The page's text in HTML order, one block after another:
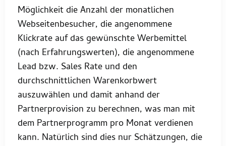
Möglichkeit die Anzahl der monatlichen
Webseitenbesucher, die angenommene
Klickrate auf das gewünschte Werbemittel
(nach Erfahrungswerten), die angenommene
Lead bzw. Sales Rate und den
durchschnittlichen Warenkorbwert
auszuwählen und damit anhand der
Partnerprovision zu berechnen, was man mit
dem Partnerprogramm pro Monat verdienen
kann. Natürlich sind dies nur Schätzungen, die